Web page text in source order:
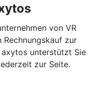
von VR
zur
unterstützt Sie
zur Seite.